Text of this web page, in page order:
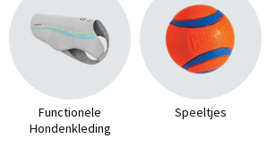
Functionele
Hondenkleding
Speeltjes